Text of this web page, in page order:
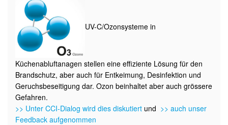
UV-C/Ozonsysteme in
Küchenabluftanagen stellen eine effiziente Lösung für den
Brandschutz, aber auch für Entkeimung, Desinfektion und
Geruchsbeseitigung dar. Ozon beinhaltet aber auch grössere
Gefahren.
>> Unter CCI-Dialog wird dies diskutiert und >> auch unser
Feedback aufgenommen